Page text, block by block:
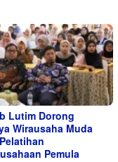
Lutim Dorong
Wirausaha Muda
Pemula